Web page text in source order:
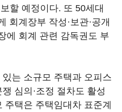
할 예정이다. 또 50세대
회계장부 작성·보관·공개
에 회계 관련 감독권도 부
는 소규모 주택과 오피스
심의·조정 절차도 활성
택은 주택임대차 표준계